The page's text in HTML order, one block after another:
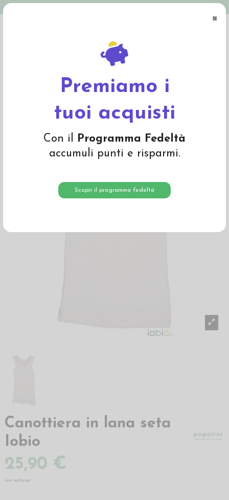
×
Premiamo i
tuoi acquisti
Con il Programma Fedeltà
accumuli punti e risparmi.
Scopri il programma fedeltà
Canottiera in lana seta
Iobio
25,90 €
iva inclusa